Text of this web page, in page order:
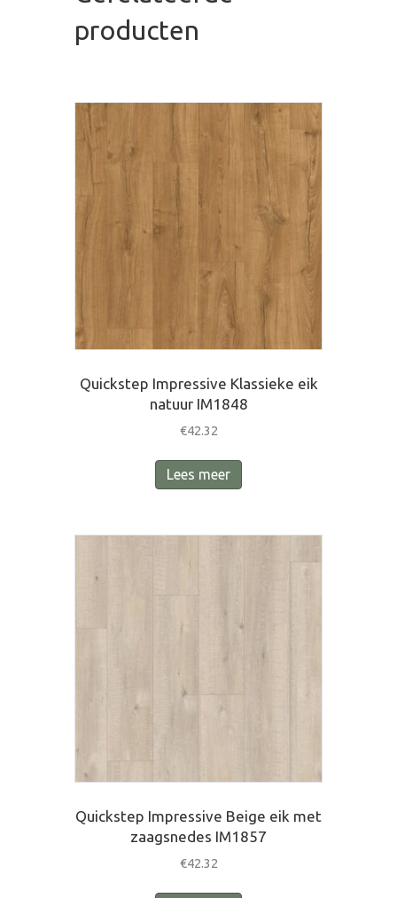
producten
Quickstep Impressive Klassieke eik
natuur IM1848
€42.32
Lees meer
Quickstep Impressive Beige eik met
zaagsnedes IM1857
€42.32